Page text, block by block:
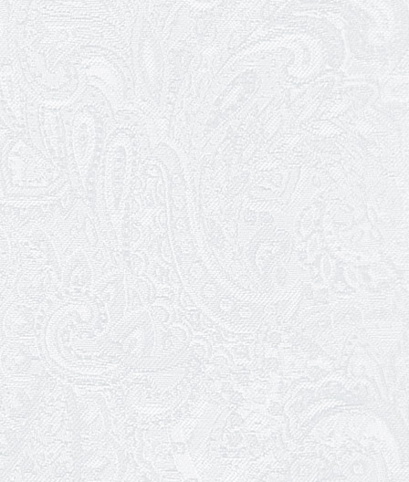
02.02.2026
Конкурс на заміщення вакантних
посад
30.01.2026
Ювілей Анжеліки Кураш
27.01.2026
Зміни в репертуарі січня
24.01.2026
Ювілей Наталії Сидоренко
23.01.2026
Вітаємо з прем'єрою Віталія Платова!
22.01.2026
Ювілей Ольги Зеленянської
21.01.2026
Ювілей Ніни Ярован
19.01.2026WhitePress Ukraine
Разом завдяки культурі. Як Одеський